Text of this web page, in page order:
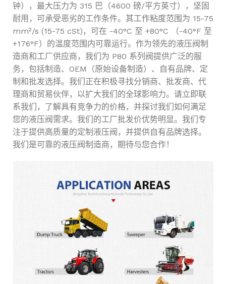
钟），最大压力为 315 巴（4600 磅/平方英寸），坚固
耐用，可承受恶劣的工作条件。其工作粘度范围为 15-75
mm²/s (15-75 cSt)，可在 -40°C 至 +80°C （-40°F 至
+176°F）的温度范围内可靠运行。作为领先的液压阀制
造商和工厂供应商，我们为 P80 系列阀提供广泛的服
务，包括制造、OEM（原始设备制造）、自有品牌、定
制和批发选择。我们正在积极寻找分销商、批发商、代
理商和贸易伙伴，以扩大我们的全球影响力。请立即联
系我们，了解具有竞争力的价格，并探讨我们如何满足
您的液压阀需求。我们的工厂批发价优势明显。我们专
注于提供高质量的定制液压阀，并提供自有品牌选择。
我们是可靠的液压阀制造商，期待与您合作！